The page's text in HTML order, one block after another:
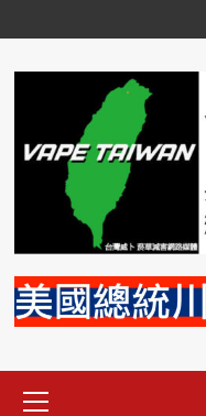
to
content
Menu